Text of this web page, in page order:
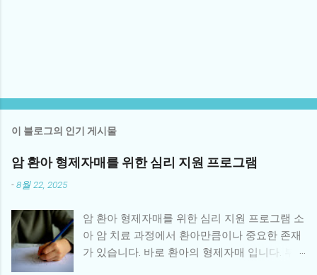
이 블로그의 인기 게시물
암 환아 형제자매를 위한 심리 지원 프로그램
-8월 22, 2025
암 환아 형제자매를 위한 심리 지원 프로그램 소
아 암 치료 과정에서 환아만큼이나 중요한 존재
가 있습니다. 바로 환아의 형제자매 입니다. 부